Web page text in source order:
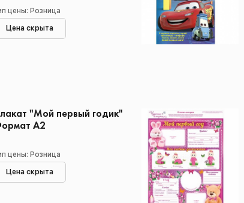
цены: Розница
Цена скрыта
"Мой первый годик"
А2
цены: Розница
Цена скрыта